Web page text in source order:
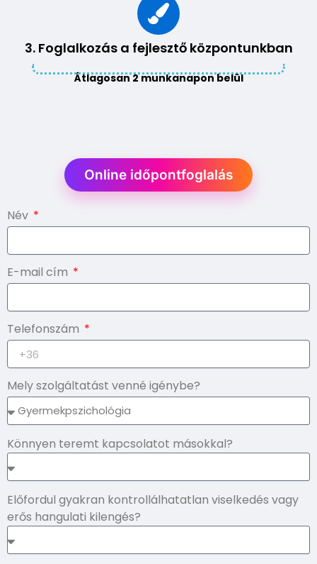
3. Foglalkozás a fejlesztő központunkban
Átlagosan 2 munkanapon belül
Online időpontfoglalás
Név
E-mail cím
Telefonszám
Mely szolgáltatást venné igénybe?
Könnyen teremt kapcsolatot másokkal?
Előfordul gyakran kontrollálhatatlan viselkedés vagy
erős hangulati kilengés?